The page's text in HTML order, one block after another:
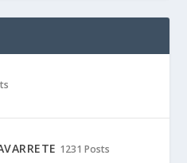
1231 Posts